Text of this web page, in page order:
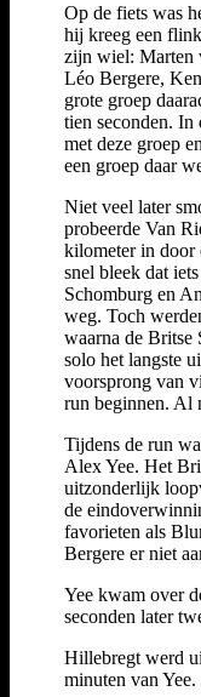
Op de fiets was
hij kreeg een
zijn wiel: Marten
Léo Bergere,
grote groep
tien seconden. In
met deze groep
een groep daar
Niet veel later
probeerde Van
kilometer in door
snel bleek dat
Schomburg en
weg. Toch
waarna de Britse
solo het langste
voorsprong van
run beginnen. Al
Tijdens de run
Alex Yee. Het
uitzonderlijk
de
favorieten als
Bergere er niet
Yee kwam over
seconden later
Hillebregt werd
minuten van Yee.